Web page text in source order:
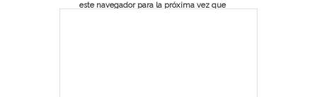
este navegador para la próxima vez que